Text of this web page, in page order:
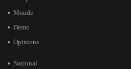
Monde
Demo
Opinions
National